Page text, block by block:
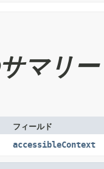
マリー
フィールド
accessibleContext